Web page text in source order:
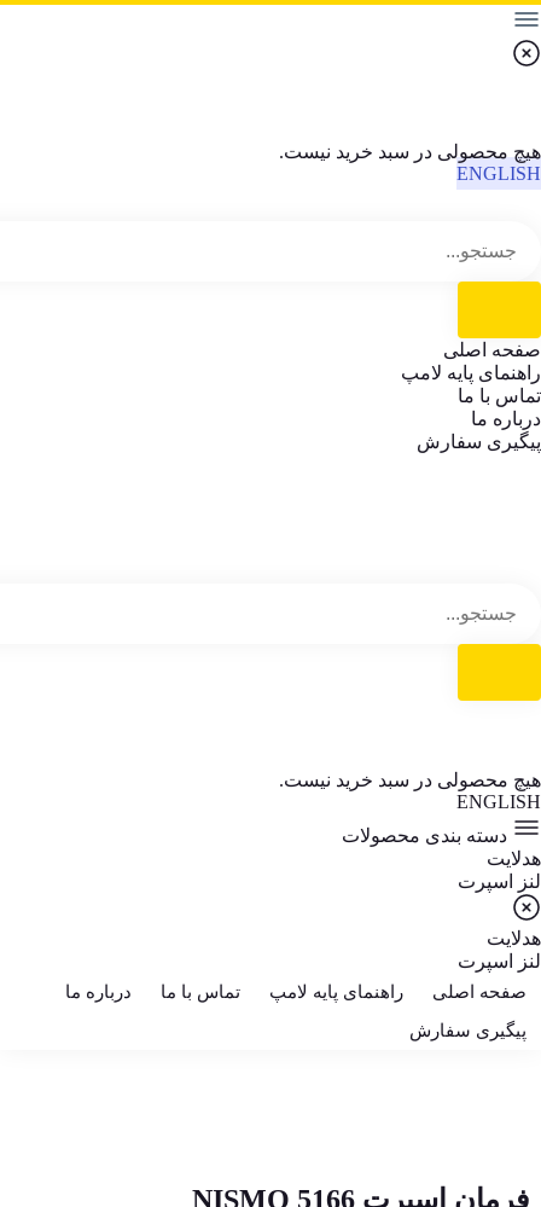
هیچ محصولی در سبد خرید نیست.
ENGLISH
صفحه اصلی
راهنمای پایه لامپ
تماس با ما
درباره ما
پیگیری سفارش
هیچ محصولی در سبد خرید نیست.
ENGLISH
دسته بندی محصولات
هدلایت
لنز اسپرت
هدلایت
لنز اسپرت
صفحه اصلی راهنمای پایه لامپ تماس با ما
درباره ما
پیگیری سفارش
فرمان اسپرت 5166 NISMO